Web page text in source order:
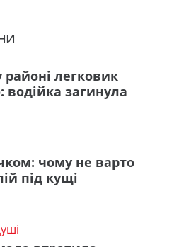
легковик
водійка загинула
чому не варто
під кущі